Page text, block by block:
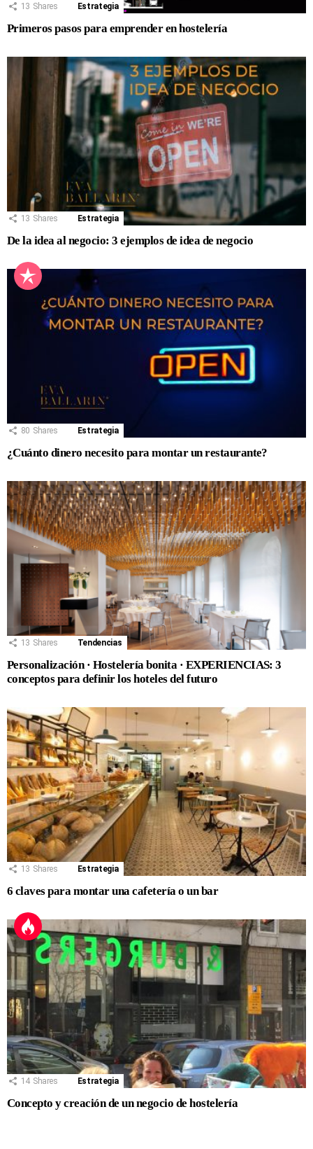
13 Shares Estrategia
Primeros pasos para emprender en hostelería
13 Shares Estrategia
De la idea al negocio: 3 ejemplos de idea de negocio
80 Shares Estrategia
¿Cuánto dinero necesito para montar un restaurante?
13 Shares Tendencias
Personalización · Hostelería bonita · EXPERIENCIAS: 3
conceptos para definir los hoteles del futuro
13 Shares Estrategia
6 claves para montar una cafetería o un bar
14 Shares Estrategia
Concepto y creación de un negocio de hostelería